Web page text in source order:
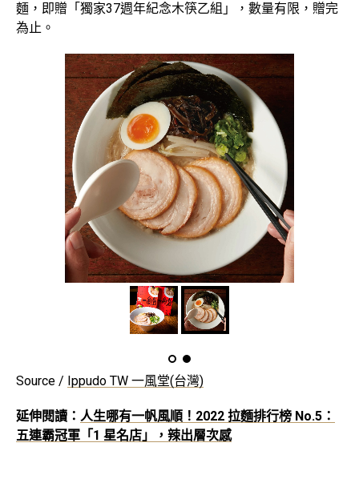
麵，即贈「獨家37週年紀念木筷乙組」，數量有限，贈完
為止。
Source / Ippudo TW 一風堂(台灣)
延伸閱讀： 人生哪有一帆風順！2022 拉麵排行榜 No.5：
五連霸冠軍「1 星名店」，辣出層次感